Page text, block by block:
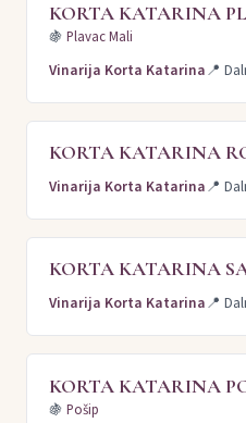
KORTA KATARINA
🍇 Plavac Mali
Vinarija Korta Katarina📍
KORTA KATARINA
Vinarija Korta Katarina📍
KORTA KATARINA
Vinarija Korta Katarina📍
KORTA KATARINA
🍇 Pošip